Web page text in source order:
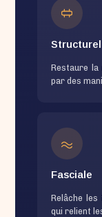
Restaure
par des
Fasciale
Relâche
qui relient